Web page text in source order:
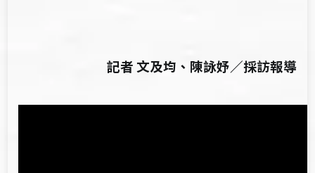
記者 文及均、陳詠妤／採訪報導